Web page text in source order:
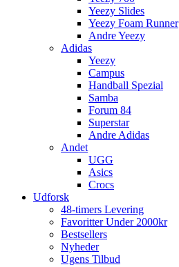
Yeezy Slides
Yeezy Foam Runner
Andre Yeezy
Adidas
Yeezy
Campus
Handball Spezial
Samba
Forum 84
Superstar
Andre Adidas
Andet
UGG
Asics
Crocs
Udforsk
48-timers Levering
Favoritter Under 2000kr
Bestsellers
Nyheder
Ugens Tilbud